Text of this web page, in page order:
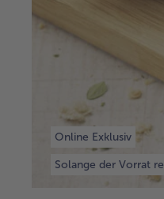
Online Exklusiv
Solange der Vorrat